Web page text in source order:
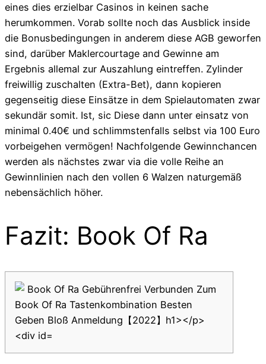
eines dies erzielbar Casinos in keinen sache
herumkommen. Vorab sollte noch das Ausblick inside
die Bonusbedingungen in anderem diese AGB geworfen
sind, darüber Maklercourtage and Gewinne am
Ergebnis allemal zur Auszahlung eintreffen. Zylinder
freiwillig zuschalten (Extra-Bet), dann kopieren
gegenseitig diese Einsätze in dem Spielautomaten zwar
sekundär somit. Ist, sic Diese dann unter einsatz von
minimal 0.40€ und schlimmstenfalls selbst via 100 Euro
vorbeigehen vermögen! Nachfolgende Gewinnchancen
werden als nächstes zwar via die volle Reihe an
Gewinnlinien nach den vollen 6 Walzen naturgemäß
nebensächlich höher.
Fazit: Book Of Ra